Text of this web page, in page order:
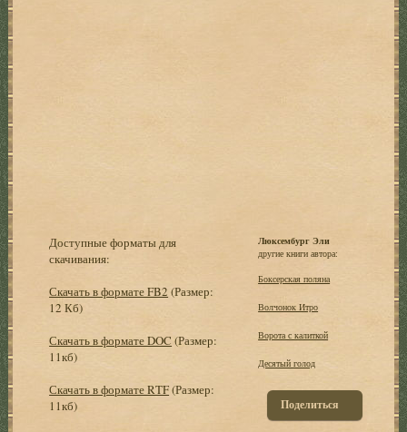
Доступные форматы для
скачивания:
Скачать в формате FB2 (Размер:
12 Кб)
Скачать в формате DOC (Размер:
11кб)
Скачать в формате RTF(Размер:
11кб)
Люксембург Эли
другие книги автора:
Боксерская поляна
Волчонок Итро
Ворота с калиткой
Десятый голод
Поделиться